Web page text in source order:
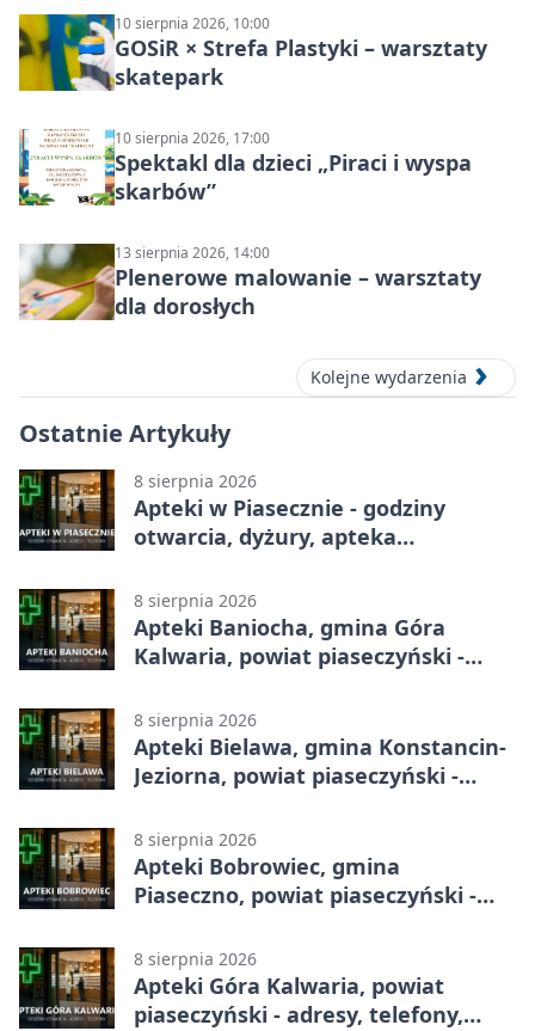
10 sierpnia 2026, 10:00
GOSiR × Strefa Plastyki – warsztaty
skatepark
10 sierpnia 2026, 17:00
Spektakl dla dzieci „Piraci i wyspa
skarbów”
13 sierpnia 2026, 14:00
Plenerowe malowanie – warsztaty
dla dorosłych
Kolejne wydarzenia
Ostatnie Artykuły
8 sierpnia 2026
Apteki w Piasecznie - godziny
otwarcia, dyżury, apteka
8 sierpnia 2026
Apteki Baniocha, gmina Góra
Kalwaria, powiat piaseczyński -
8 sierpnia 2026
Apteki Bielawa, gmina Konstancin-
Jeziorna, powiat piaseczyński -
8 sierpnia 2026
Apteki Bobrowiec, gmina
Piaseczno, powiat piaseczyński -
8 sierpnia 2026
Apteki Góra Kalwaria, powiat
piaseczyński - adresy, telefony,